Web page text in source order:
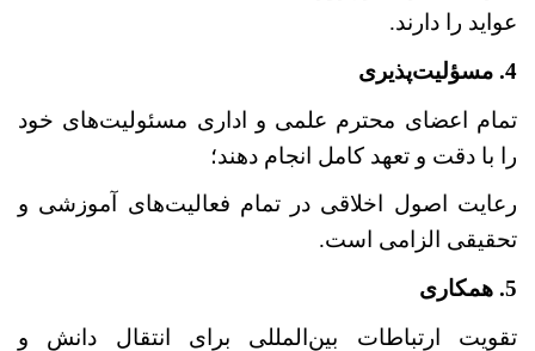
عواید را دارند.
4. مسؤلیت‌پذیری
تمام اعضای محترم علمی و اداری مسئولیت‌های خود
را با دقت و تعهد کامل انجام دهند؛
رعایت اصول اخلاقی در تمام فعالیت‌های آموزشی و
تحقیقی الزامی است.
5. همکاری
تقویت ارتباطات بین‌المللی برای انتقال دانش و